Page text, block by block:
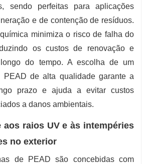
sendo perfeitas para aplicações
e de contenção de resíduos.
minimiza o risco de falha do
os custos de renovação e
do tempo. A escolha de um
PEAD de alta qualidade garante a
prazo e ajuda a evitar custos
a danos ambientais.
aos raios UV e às intempéries
no exterior
de PEAD são concebidas com